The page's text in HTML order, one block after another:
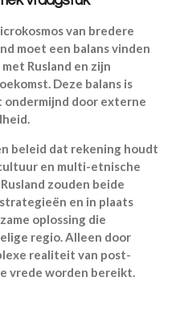
van bredere
moet een balans vinden
Rusland en zijn
Deze balans is
door externe
beleid dat rekening houdt
en multi-etnische
zouden beide
en in plaats
oplossing die
regio. Alleen door
realiteit van post-
vrede worden bereikt.